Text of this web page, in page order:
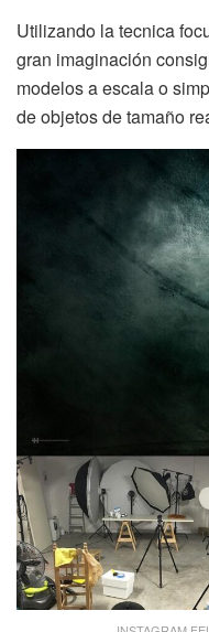
Utilizando la tecnica
gran imaginación
modelos a escala o
de objetos de tamaño